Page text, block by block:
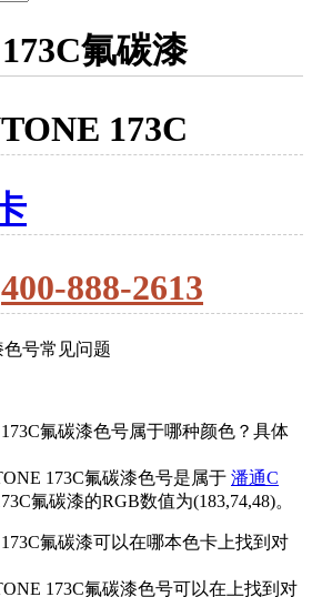
氟碳漆
173C
400-888-2613
色号常见问题
氟碳漆色号属于哪种颜色？具体
173C氟碳漆色号是属于 潘通C
氟碳漆的RGB数值为(183,74,48)。
氟碳漆可以在哪本色卡上找到对
173C氟碳漆色号可以在上找到对